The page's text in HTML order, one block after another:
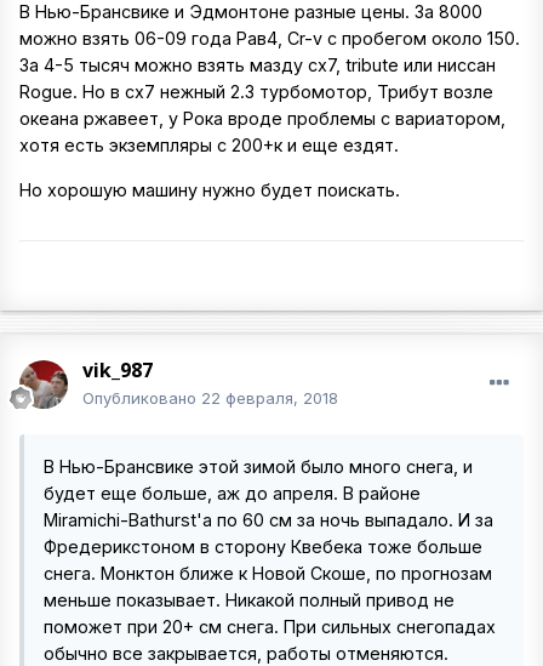
В Нью-Брансвике и Эдмонтоне разные цены. За 8000
можно взять 06-09 года Рав4, Сr-v с пробегом около 150.
За 4-5 тысяч можно взять мазду cx7, tribute или ниссан
Rogue. Но в сх7 нежный 2.3 турбомотор, Трибут возле
океана ржавеет, у Рока вроде проблемы с вариатором,
хотя есть экземпляры с 200+к и еще ездят.
Но хорошую машину нужно будет поискать.
vik_987
Опубликовано 22 февраля, 2018
В Нью-Брансвике этой зимой было много снега, и
будет еще больше, аж до апреля. В районе
Miramichi-Bathurst'a по 60 см за ночь выпадало. И за
Фредерикстоном в сторону Квебека тоже больше
снега. Монктон ближе к Новой Скоше, по прогнозам
меньше показывает. Никакой полный привод не
поможет при 20+ см снега. При сильных снегопадах
обычно все закрывается, работы отменяются.